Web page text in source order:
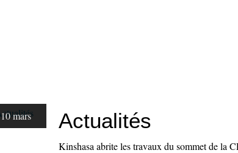
10 mars Actualités
Kinshasa abrite les travaux du sommet de la